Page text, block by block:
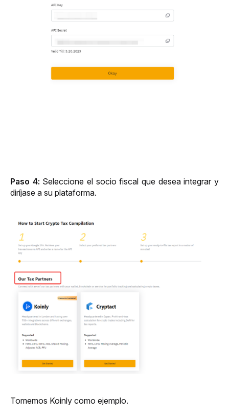
Paso 4: Seleccione el socio fiscal que desea integrar y
diríjase a su plataforma.
Tomemos Koinly como ejemplo.